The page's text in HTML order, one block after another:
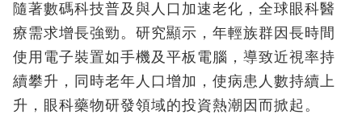
隨著數碼科技普及與人口加速老化，全球眼科醫
療需求增長強勁。研究顯示，年輕族群因長時間
使用電子裝置如手機及平板電腦，導致近視率持
續攀升，同時老年人口增加，使病患人數持續上
升，眼科藥物研發領域的投資熱潮因而掀起。